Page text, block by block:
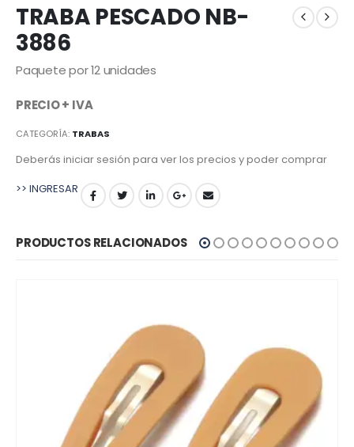
TRABA PESCADO NB-
3886
Paquete por 12 unidades
PRECIO + IVA
CATEGORÍA: TRABAS
Deberás iniciar sesión para ver los precios y poder comprar
>> INGRESAR
PRODUCTOS RELACIONADOS